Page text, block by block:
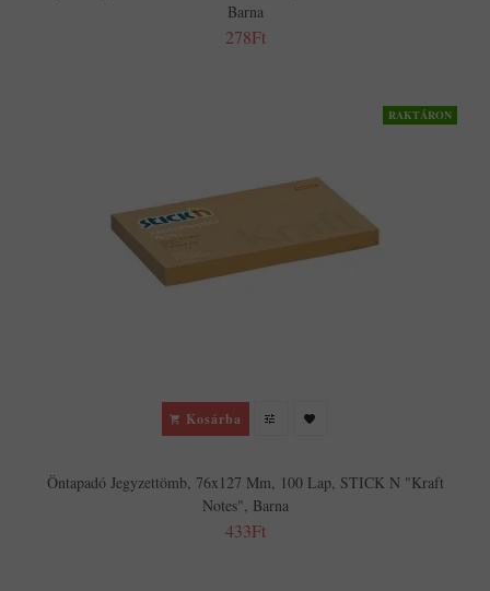
Barna
278Ft
RAKTÁRON
Kosárba
Öntapadó Jegyzettömb, 76x127 Mm, 100 Lap, STICK N "Kraft
Notes", Barna
433Ft